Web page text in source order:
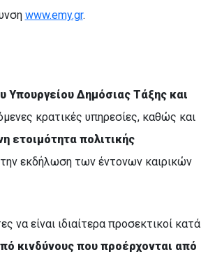
www.emy.gr.
Υπουργείου Δημόσιας Τάξης και
κρατικές υπηρεσίες, καθώς και
ετοιμότητα πολιτικής
εκδήλωση των έντονων καιρικών
να είναι ιδιαίτερα προσεκτικοί κατά
κινδύνους που προέρχονται από